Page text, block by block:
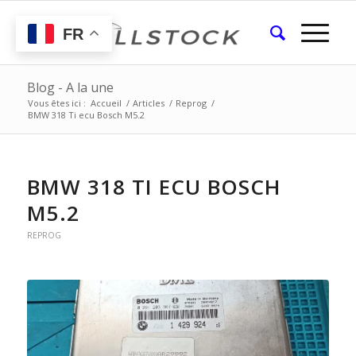
Blog - A la une
Vous êtes ici : Accueil / Articles / Reprog /
BMW 318 Ti ecu Bosch M5.2
BMW 318 TI ECU BOSCH
M5.2
REPROG
FR